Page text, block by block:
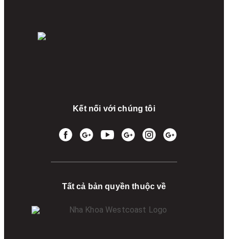
Kết nối với chúng tôi
Tất cả bản quyền thuộc về